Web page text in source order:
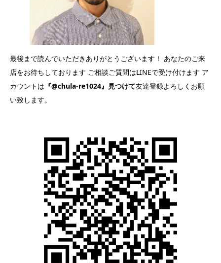
最後まで読んでいただきありがとうございます！ あなたのご来
店をお待ちしております ご相談ご質問はLINEで受け付けます ア
カウントは 『@chula-re1024』見つけて友達登録よろしくお願
い致します。